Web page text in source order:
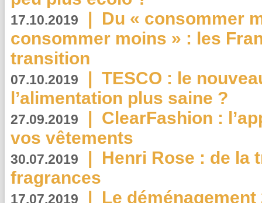
17.10.2019 | Du « consommer
consommer moins » : les
transition
07.10.2019 | TESCO : le
l’alimentation plus saine ?
27.09.2019 | ClearFashion :
vos vêtements
30.07.2019 | Henri Rose : de la
fragrances
17.07.2019 | Le